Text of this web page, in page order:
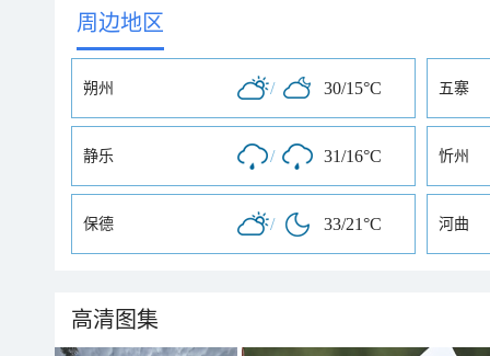
周边地区
朔州 / 30/15°C 五寨
静乐 / 31/16°C 忻州
保德 / 33/21°C 河曲
高清图集